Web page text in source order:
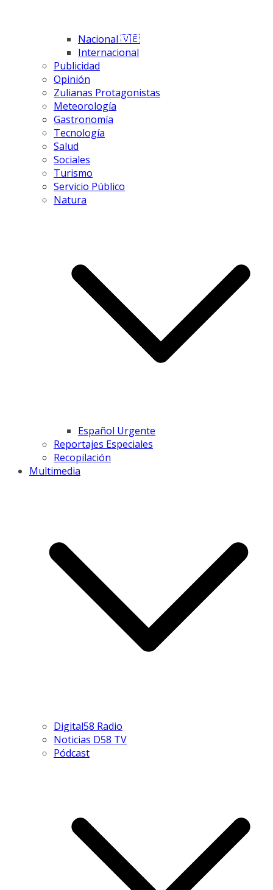
Nacional 🇻🇪
Internacional
Publicidad
Opinión
Zulianas Protagonistas
Meteorología
Gastronomía
Tecnología
Salud
Sociales
Turismo
Servicio Público
Natura
Español Urgente
Reportajes Especiales
Recopilación
Multimedia
Digital58 Radio
Noticias D58 TV
Pódcast